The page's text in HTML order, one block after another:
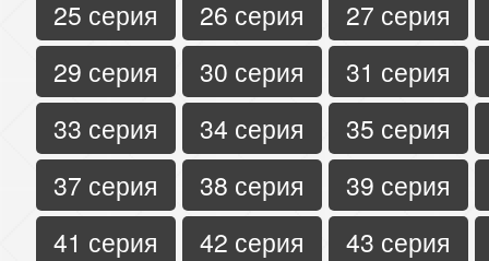
25 серия
26 серия
27 серия
29 серия
30 серия
31 серия
33 серия
34 серия
35 серия
37 серия
38 серия
39 серия
41 серия
42 серия
43 серия